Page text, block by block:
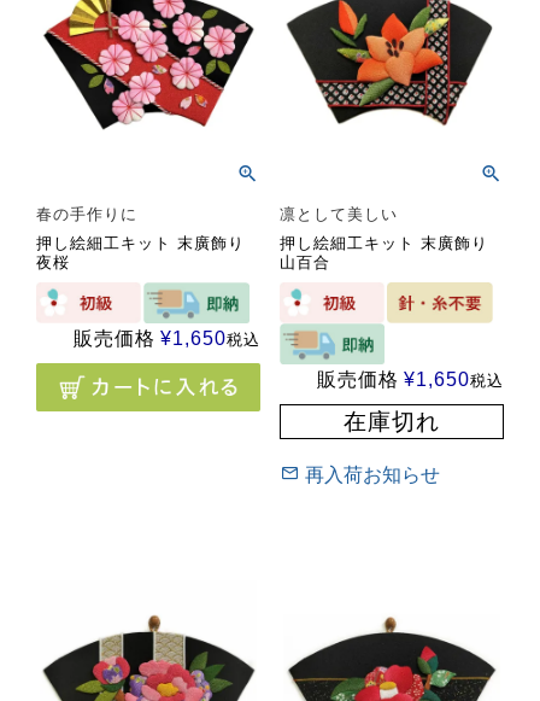
春の手作りに
押し絵細工キット 末廣飾り
夜桜
販売価格 ¥1,650税込
凛として美しい
押し絵細工キット 末廣飾り
山百合
販売価格 ¥1,650税込
在庫切れ
再入荷お知らせ